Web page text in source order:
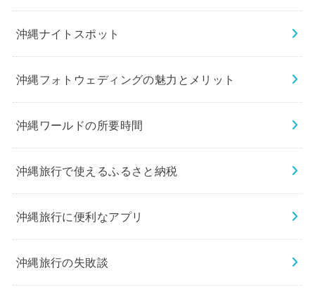
沖縄ナイトスポット
沖縄フォトウェディングの魅力とメリット
沖縄ワールドの所要時間
沖縄旅行で使えるふるさと納税
沖縄旅行に便利なアプリ
沖縄旅行の失敗談